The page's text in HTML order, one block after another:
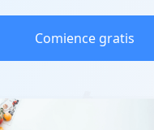
Comience gratis